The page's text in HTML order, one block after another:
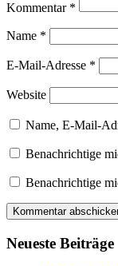
Kommentar *
Name *
E-Mail-Adresse *
Website
Name, E-Mail-
Benachrichtige
Benachrichtige
Neueste Beiträge